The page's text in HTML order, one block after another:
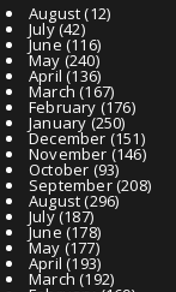
August(12)
July(42)
June(116)
May (240)
April (136)
March (167)
February (176)
January(250)
December (151)
November (146)
October (93)
September(208)
August(296)
July(187)
June(178)
May (177)
April (193)
March (192)